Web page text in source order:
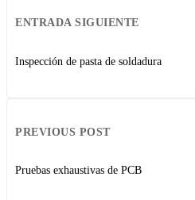
PREVIOUS POST
Pruebas exhaustivas de PCB
ENTRADA SIGUIENTE
Inspección de pasta de soldadura